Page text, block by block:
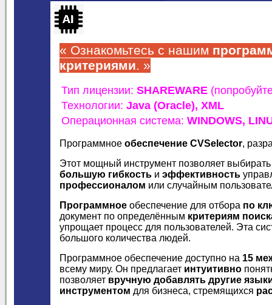
« Ознакомьтесь с нашим
критериями. »
Тип лицензии: SHAREWARE
Технологии: Java (Oracle), XML
Операционная система: WINDOWS,
Программное обеспечение CVSelector,
Этот мощный инструмент позволяет
большую гибкость и эффективность
профессионалом или случайным
Программное обеспечение для отбора по
документ по определённым критериям
упрощает процесс для пользователей. Эта
большого количества людей.
Программное обеспечение доступно на 15
всему миру. Он предлагает интуитивно
позволяет вручную добавлять другие
инструментом для бизнеса, стремящихся